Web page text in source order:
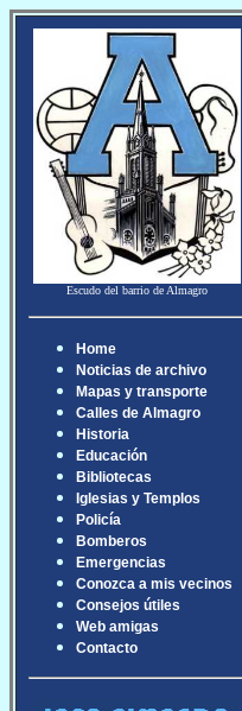
Escudo del barrio de Almagro
Home
Noticias de archivo
Mapas y transporte
Calles de Almagro
Historia
Educación
Bibliotecas
Iglesias y Templos
Policía
Bomberos
Emergencias
Conozca a mis vecinos
Consejos útiles
Web amigas
Contacto